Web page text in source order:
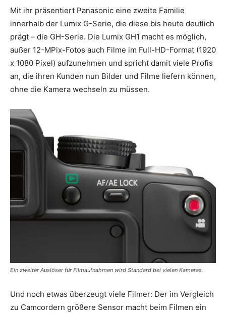
Mit ihr präsentiert Panasonic eine zweite Familie
innerhalb der Lumix G-Serie, die diese bis heute deutlich
prägt – die GH-Serie. Die Lumix GH1 macht es möglich,
außer 12-MPix-Fotos auch Filme im Full-HD-Format (1920
x 1080 Pixel) aufzunehmen und spricht damit viele Profis
an, die ihren Kunden nun Bilder und Filme liefern können,
ohne die Kamera wechseln zu müssen.
Ein zweiter Auslöser für Filmaufnahmen wird Standard bei vielen Kameras.
Und noch etwas überzeugt viele Filmer: Der im Vergleich
zu Camcordern größere Sensor macht beim Filmen ein